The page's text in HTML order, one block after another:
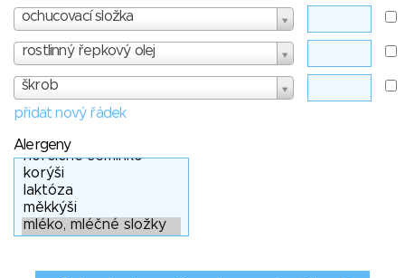
ochucovací složka
rostlinný řepkový olej
škrob
přidat nový řádek
Alergeny